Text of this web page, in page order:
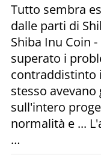
Tutto sembra
dalle parti di
Shiba Inu Coin
superato i
contraddistinto
stesso
sull'intero
normalità e ...
…